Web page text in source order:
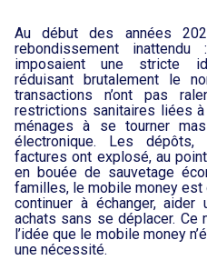
Au début des années
rebondissement
imposaient une stricte
réduisant brutalement le
transactions n’ont pas
restrictions sanitaires liées
ménages à se tourner
électronique. Les
factures ont explosé, au
en bouée de sauvetage
familles, le mobile money
continuer à échanger,
achats sans se déplacer. Ce
l’idée que le mobile money
une nécessité.